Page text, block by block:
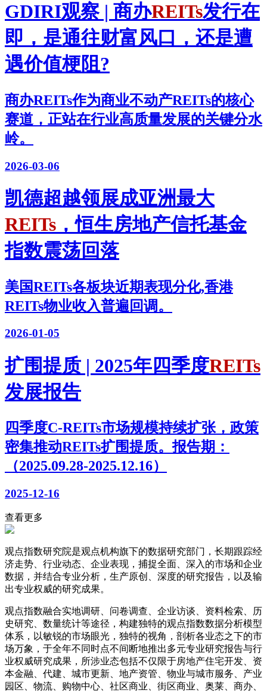
GDIRI观察 | 商办REITs发行在
即，是通往财富风口，还是遭
遇价值梗阻?
商办REITs作为商业不动产REITs的核心
赛道，正站在行业高质量发展的关键分水
岭。
2026-03-06
凯德超越领展成亚洲最大
REITs ，恒生房地产信托基金
指数震荡回落
美国REITs各板块近期表现分化,香港
REITs物业收入普遍回调。
2026-01-05
扩围提质 | 2025年四季度REITs
发展报告
四季度C-REITs市场规模持续扩张，政策
密集推动REITs扩围提质。报告期：
（2025.09.28-2025.12.16）
2025-12-16
查看更多
观点指数研究院是观点机构旗下的数据研究部门，长期跟踪经
济走势、行业动态、企业表现，捕捉全面、深入的市场和企业
数据，并结合专业分析，生产原创、深度的研究报告，以及输
出专业权威的研究成果。
观点指数融合实地调研、问卷调查、企业访谈、资料检索、历
史研究、数量统计等途径，构建独特的观点指数数据分析模型
体系，以敏锐的市场眼光，独特的视角，剖析各业态之下的市
场万象，于全年不同时点不间断地推出多元专业研究报告与行
业权威研究成果，所涉业态包括不仅限于房地产住宅开发、资
本金融、代建、城市更新、地产资管、物业与城市服务、产业
园区、物流、购物中心、社区商业、街区商业、奥莱、商办、